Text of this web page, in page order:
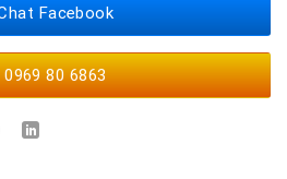
Facebook
0969 80 6863